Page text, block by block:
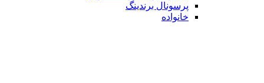
پرسونال برندینگ
خانواده